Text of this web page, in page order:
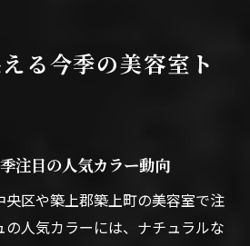
ュ技術と話題の施術ポイント
岡の美容室メッシュ術
で叶える自然な立体感とは
ュで髪質に合う立体カラー術
岡の立体感メッシュ体験談
る今季の美容室ト
注目の人気カラー動向
区や築上郡築上町の美容室で注
の人気カラーには、ナチュラルな